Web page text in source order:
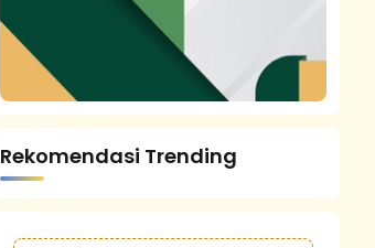
Rekomendasi Trending